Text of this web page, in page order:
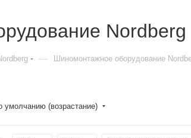
Nordberg
— Шиномонтажное оборудование
умолчанию (возрастание)